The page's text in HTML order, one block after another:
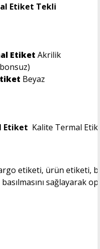
Etiket Tekli
Etiket Akrilik
Beyaz
Etiket Kalite Termal
etiketi, ürün etiketi,
sağlayarak